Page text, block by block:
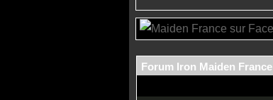
Forum Iron Maiden France